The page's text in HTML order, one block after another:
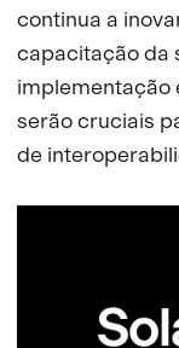
continua a
capacitação da
implementação
serão cruciais
de